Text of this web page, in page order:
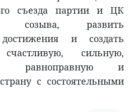
съезда партии и ЦК
созыва, развить
и создать
сильную,
равноправную и
с состоятельными